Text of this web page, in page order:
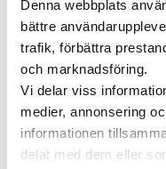
Denna webbplats
bättre
trafik, förbättra
och marknadsföring.
Vi delar viss
medier, annonsering
informationen
delat med dem eller
Finns det
Finns det en